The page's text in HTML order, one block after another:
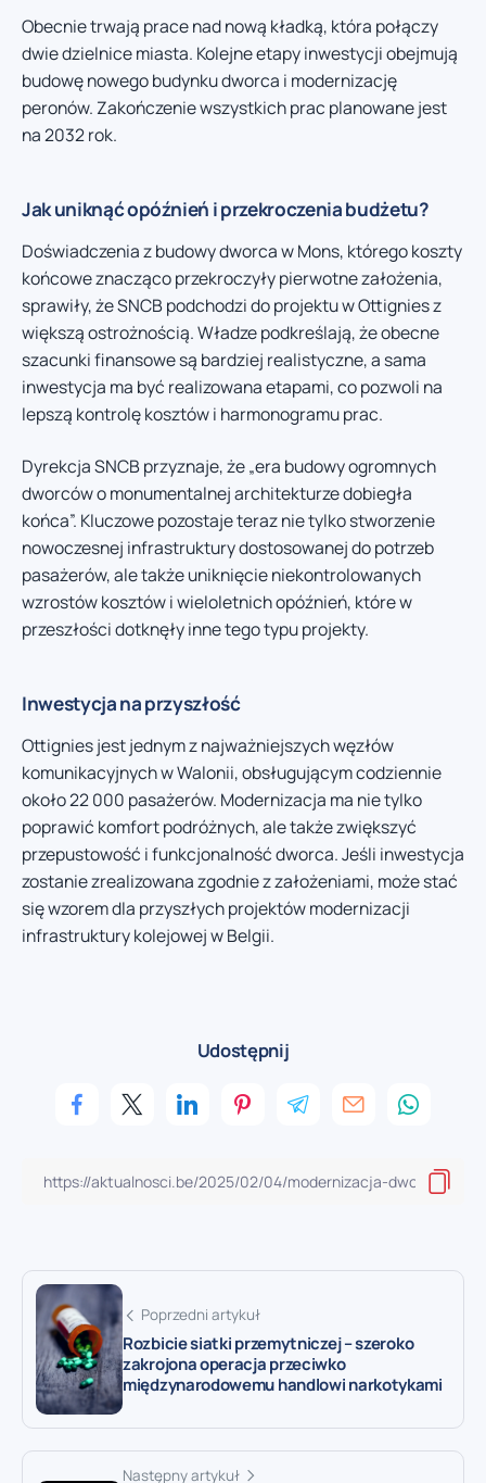
Obecnie trwają prace nad nową kładką, która połączy
dwie dzielnice miasta. Kolejne etapy inwestycji obejmują
budowę nowego budynku dworca i modernizację
peronów. Zakończenie wszystkich prac planowane jest
na 2032 rok.
Jak uniknąć opóźnień i przekroczenia budżetu?
Doświadczenia z budowy dworca w Mons, którego koszty
końcowe znacząco przekroczyły pierwotne założenia,
sprawiły, że SNCB podchodzi do projektu w Ottignies z
większą ostrożnością. Władze podkreślają, że obecne
szacunki finansowe są bardziej realistyczne, a sama
inwestycja ma być realizowana etapami, co pozwoli na
lepszą kontrolę kosztów i harmonogramu prac.
Dyrekcja SNCB przyznaje, że „era budowy ogromnych
dworców o monumentalnej architekturze dobiegła
końca”. Kluczowe pozostaje teraz nie tylko stworzenie
nowoczesnej infrastruktury dostosowanej do potrzeb
pasażerów, ale także uniknięcie niekontrolowanych
wzrostów kosztów i wieloletnich opóźnień, które w
przeszłości dotknęły inne tego typu projekty.
Inwestycja na przyszłość
Ottignies jest jednym z najważniejszych węzłów
komunikacyjnych w Walonii, obsługującym codziennie
około 22 000 pasażerów. Modernizacja ma nie tylko
poprawić komfort podróżnych, ale także zwiększyć
przepustowość i funkcjonalność dworca. Jeśli inwestycja
zostanie zrealizowana zgodnie z założeniami, może stać
się wzorem dla przyszłych projektów modernizacji
infrastruktury kolejowej w Belgii.
Udostępnij
Poprzedni artykuł
Rozbicie siatki przemytniczej – szeroko
zakrojona operacja przeciwko
międzynarodowemu handlowi narkotykami
Następny artykuł